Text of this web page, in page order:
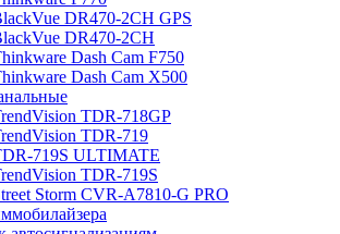
DR470-2CH GPS
DR470-2CH
Dash Cam F750
Dash Cam X500
TDR-718GP
TDR-719
719S ULTIMATE
TDR-719S
Storm CVR-A7810-G PRO